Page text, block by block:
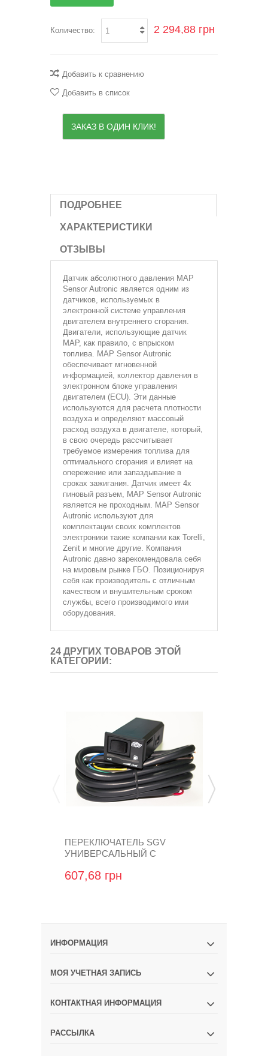
Количество: 2 294,88 грн
Добавить к сравнению
Добавить в список
ЗАКАЗ В ОДИН КЛИК!
ПОДРОБНЕЕ
ХАРАКТЕРИСТИКИ
ОТЗЫВЫ
Датчик абсолютного давления MAP
Sensor Autronic является одним из
датчиков, используемых в
электронной системе управления
двигателем внутреннего сгорания.
Двигатели, использующие датчик
MAP, как правило, с впрыском
топлива. MAP Sensor Autronic
обеспечивает мгновенной
информацией, коллектор давления в
электронном блоке управления
двигателем (ECU). Эти данные
используются для расчета плотности
воздуха и определяют массовый
расход воздуха в двигателе, который,
в свою очередь рассчитывает
требуемое измерения топлива для
оптимального сгорания и влияет на
опережение или запаздывание в
сроках зажигания. Датчик имеет 4х
пиновый разъем, MAP Sensor Autronic
является не проходным. MAP Sensor
Autronic используют для
комплектации своих комплектов
электроники такие компании как Torelli,
Zenit и многие другие. Компания
Autronic давно зарекомендовала себя
на мировым рынке ГБО. Позиционируя
себя как производитель с отличным
качеством и внушительным сроком
службы, всего производимого ими
оборудования.
24 ДРУГИХ ТОВАРОВ ЭТОЙ
КАТЕГОРИИ:
ПЕРЕКЛЮЧАТЕЛЬ SGV
УНИВЕРСАЛЬНЫЙ С
607,68 грн
ИНФОРМАЦИЯ
МОЯ УЧЕТНАЯ ЗАПИСЬ
КОНТАКТНАЯ ИНФОРМАЦИЯ
РАССЫЛКА